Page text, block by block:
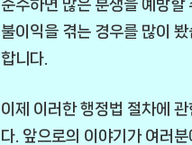
준수하면 많은 분쟁을 예방할
불이익을 겪는 경우를 많이
합니다.
이제 이러한 행정법 절차에
다. 앞으로의 이야기가 여러